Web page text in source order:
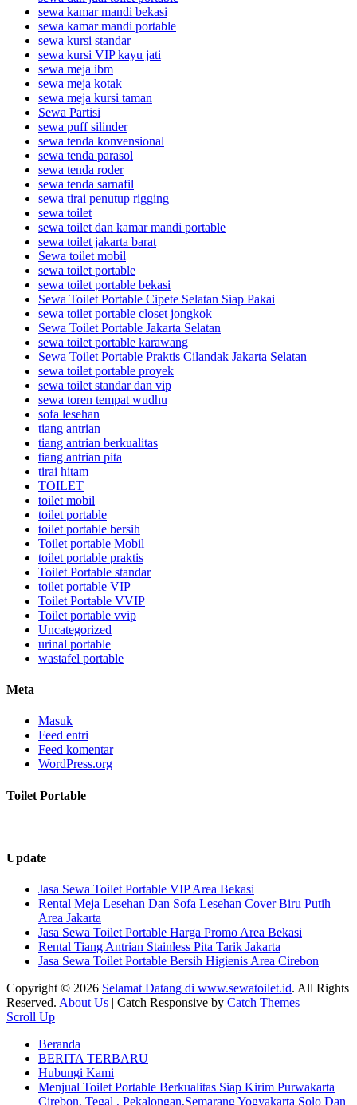
sewa kamar mandi bekasi
sewa kamar mandi portable
sewa kursi standar
sewa kursi VIP kayu jati
sewa meja ibm
sewa meja kotak
sewa meja kursi taman
Sewa Partisi
sewa puff silinder
sewa tenda konvensional
sewa tenda parasol
sewa tenda roder
sewa tenda sarnafil
sewa tirai penutup rigging
sewa toilet
sewa toilet dan kamar mandi portable
sewa toilet jakarta barat
Sewa toilet mobil
sewa toilet portable
sewa toilet portable bekasi
Sewa Toilet Portable Cipete Selatan Siap Pakai
sewa toilet portable closet jongkok
Sewa Toilet Portable Jakarta Selatan
sewa toilet portable karawang
Sewa Toilet Portable Praktis Cilandak Jakarta Selatan
sewa toilet portable proyek
sewa toilet standar dan vip
sewa toren tempat wudhu
sofa lesehan
tiang antrian
tiang antrian berkualitas
tiang antrian pita
tirai hitam
TOILET
toilet mobil
toilet portable
toilet portable bersih
Toilet portable Mobil
toilet portable praktis
Toilet Portable standar
toilet portable VIP
Toilet Portable VVIP
Toilet portable vvip
Uncategorized
urinal portable
wastafel portable
Meta
Masuk
Feed entri
Feed komentar
WordPress.org
Toilet Portable
Update
Jasa Sewa Toilet Portable VIP Area Bekasi
Rental Meja Lesehan Dan Sofa Lesehan Cover Biru Putih
Area Jakarta
Jasa Sewa Toilet Portable Harga Promo Area Bekasi
Rental Tiang Antrian Stainless Pita Tarik Jakarta
Jasa Sewa Toilet Portable Bersih Higienis Area Cirebon
Copyright © 2026 Selamat Datang di www.sewatoilet.id. All Rights
Reserved. About Us | Catch Responsive by Catch Themes
Scroll Up
Beranda
BERITA TERBARU
Hubungi Kami
Menjual Toilet Portable Berkualitas Siap Kirim Purwakarta
Cirebon, Tegal , Pekalongan,Semarang Yogyakarta Solo Dan